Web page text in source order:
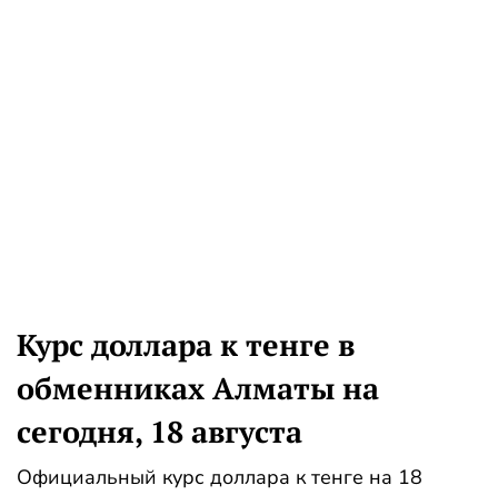
Курс доллара к тенге в
обменниках Алматы на
сегодня, 18 августа
Официальный курс доллара к тенге на 18